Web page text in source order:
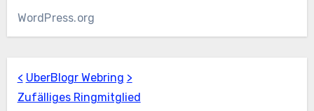
WordPress.org
< UberBlogr Webring >
Zufälliges Ringmitglied